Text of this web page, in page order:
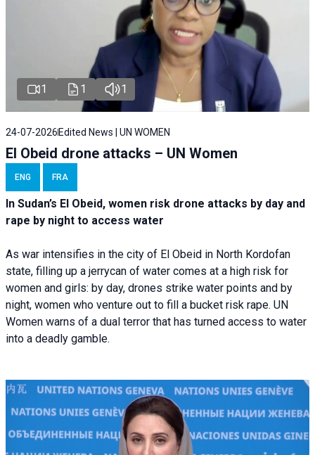
1 1 1
24-07-2026 Edited News | UN WOMEN
El Obeid drone attacks – UN Women
ENG FRA
In Sudan’s El Obeid, women risk drone attacks by day and
rape by night to access water
As war intensifies in the city of El Obeid in North Kordofan
state, filling up a jerrycan of water comes at a high risk for
women and girls: by day, drones strike water points and by
night, women who venture out to fill a bucket risk rape. UN
Women warns of a dual terror that has turned access to water
into a deadly gamble.